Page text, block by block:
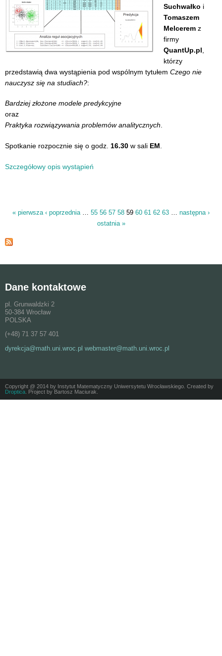
Suchwałko i
Tomaszem
Melcerem z
firmy
QuantUp.pl
którzy
przedstawią dwa wystąpienia pod wspólnym tytułem Czego nie
nauczysz się na studiach?:
Bardziej złożone modele predykcyjne
oraz
Praktyka rozwiązywania problemów analitycznych.
Spotkanie rozpocznie się o godz. 16.30 w sali EM
Szczegółowy opis wystąpień
« pierwsza ‹ poprzednia … 55 56 57 58 59 60 61 62 63 … następna ›
ostatnia »
Dane kontaktowe
pl. Grunwaldzki 2
50-384 Wrocław
POLSKA
(+48) 71 37 57 401
dyrekcja@math.uni.wroc.pl webmaster@math.uni.wroc.pl
Copyright @ 2014 by Instytut Matematyczny Uniwersytetu Wrocławskiego. Created by
Droptica . Project by Bartosz Maciurak.